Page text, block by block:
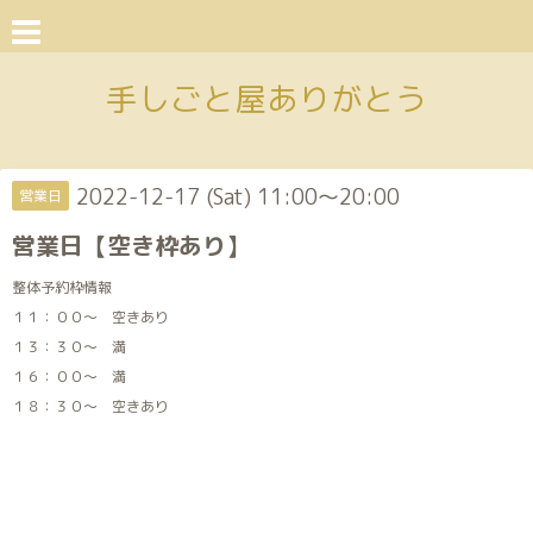
手しごと屋ありがとう
営業日 2022-12-17 (Sat) 11:00～20:00
営業日【空き枠あり】
整体予約枠情報
１１：００～ 空きあり
１３：３０～ 満
１６：００～ 満
１８：３０～ 空きあり